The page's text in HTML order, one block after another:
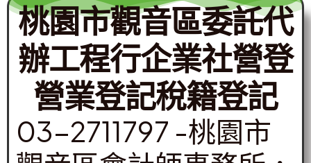
桃園市觀音區委託代
辦工程行企業社營登
營業登記稅籍登記
03-2711797 -桃園市